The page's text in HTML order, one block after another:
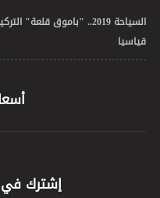
السياحة 2019.. "باموق قلعة"
قياسيا
إشترك في